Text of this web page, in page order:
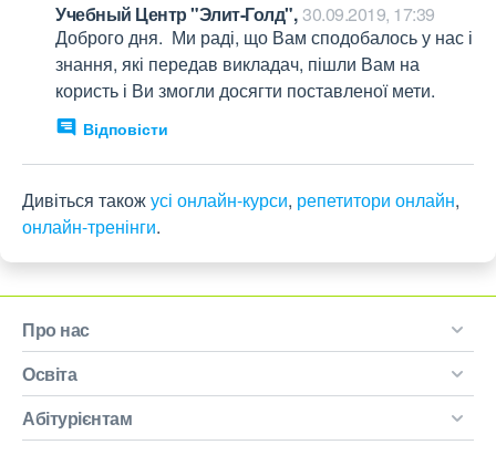
Учебный Центр "Элит-Голд", 30.09.2019, 17:39
Доброго дня.  Ми раді, що Вам сподобалось у нас і
знання, які передав викладач, пішли Вам на
користь і Ви змогли досягти поставленої мети.
Відповісти
Дивіться такожусі онлайн-курси, репетитори онлайн,
онлайн-тренінги.
Про нас
Освіта
Абітурієнтам